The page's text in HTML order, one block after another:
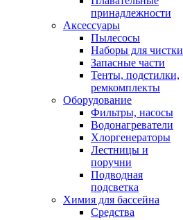
принадлежности
Аксессуары
Пылесосы
Наборы для чистки
Запасные части
Тенты, подстилки,
ремкомплекты
Оборудование
Фильтры, насосы
Водонагреватели
Хлоргенераторы
Лестницы и
поручни
Подводная
подсветка
Химия для бассейна
Средства